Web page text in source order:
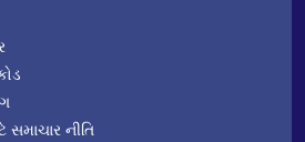
સમાચાર નીતિ